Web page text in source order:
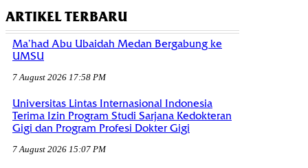
ARTIKEL TERBARU
Ma’had Abu Ubaidah Medan Bergabung ke
UMSU
7 August 2026 17:58 PM
Universitas Lintas Internasional Indonesia
Terima Izin Program Studi Sarjana Kedokteran
Gigi dan Program Profesi Dokter Gigi
7 August 2026 15:07 PM